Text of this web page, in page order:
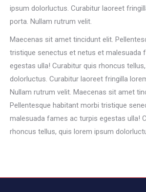
ipsum dolorluctus. Curabitur laoreet
porta. Nullam rutrum velit.
Maecenas sit amet tincidunt elit.
tristique senectus et netus et malesuada
egestas ulla! Curabitur quis rhoncus
dolorluctus. Curabitur laoreet fringilla
Nullam rutrum velit. Maecenas sit amet
Pellentesque habitant morbi tristique
malesuada fames ac turpis egestas ulla!
rhoncus tellus, quis lorem ipsum